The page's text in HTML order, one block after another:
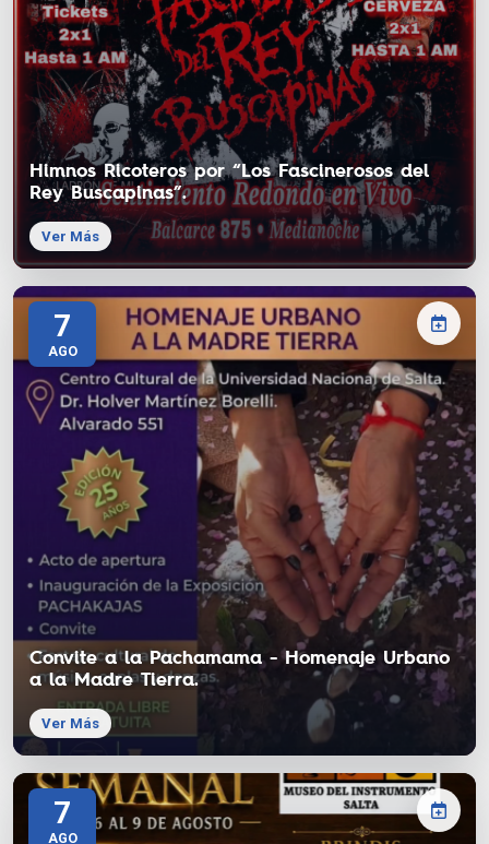
Himnos Ricoteros por “Los Fascinerosos del
Rey Buscapinas”.
Ver Más
7
AGO
Convite a la Pachamama - Homenaje Urbano
a la Madre Tierra.
Ver Más
7
AGO